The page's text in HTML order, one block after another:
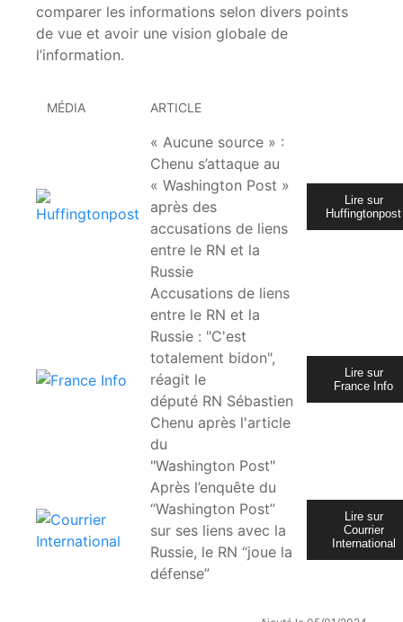
comparer les informations selon divers points
de vue et avoir une vision globale de
l’information.
MÉDIA ARTICLE
« Aucune source » :
Chenu s’attaque au
« Washington Post »
après des
accusations de liens
entre le RN et la
Russie
Lire sur
Huffingtonpost
Accusations de liens
entre le RN et la
Russie : "C'est
totalement bidon",
réagit le
député RN Sébastien
Chenu après l'article
du
"Washington Post"
Lire sur
France Info
Après l’enquête du
“Washington Post”
sur ses liens avec la
Russie, le RN “joue la
défense”
Lire sur
Courrier
International